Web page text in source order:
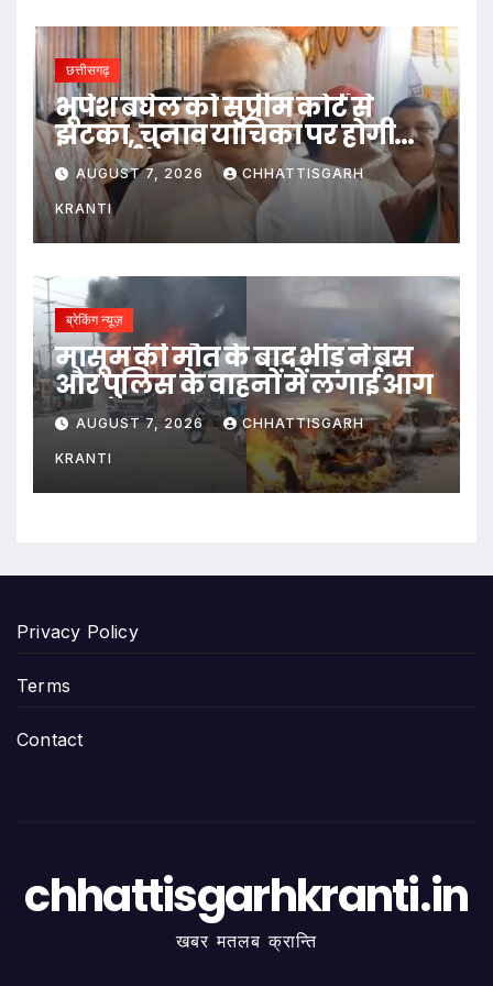
छत्तीसगढ़
भूपेश बघेल को सुप्रीम कोर्ट से
झटका, चुनाव याचिका पर होगी
सुनवाई
AUGUST 7, 2026 CHHATTISGARH
KRANTI
ब्रेकिंग न्यूज़
मासूम की मौत के बाद भीड़ ने बस
और पुलिस के वाहनों में लगाई आग
AUGUST 7, 2026 CHHATTISGARH
KRANTI
Privacy Policy
Terms
Contact
chhattisgarhkranti.in
खबर मतलब क्रान्ति